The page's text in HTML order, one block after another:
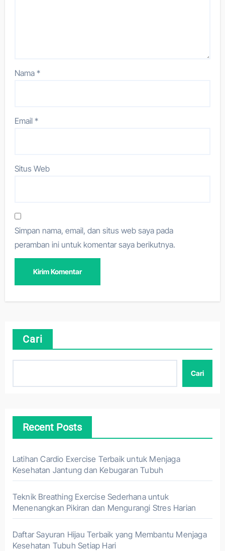
Nama*
Email*
Situs Web
Simpan nama, email, dan situs web saya pada
peramban ini untuk komentar saya berikutnya.
Cari
Cari
Recent Posts
Latihan Cardio Exercise Terbaik untuk Menjaga
Kesehatan Jantung dan Kebugaran Tubuh
Teknik Breathing Exercise Sederhana untuk
Menenangkan Pikiran dan Mengurangi Stres Harian
Daftar Sayuran Hijau Terbaik yang Membantu Menjaga
Kesehatan Tubuh Setiap Hari